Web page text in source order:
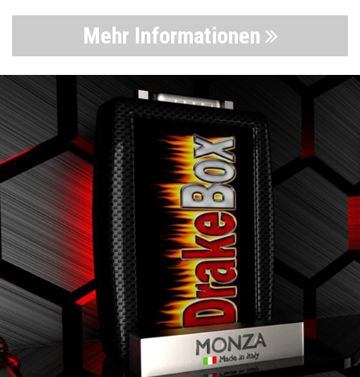
Mehr Informationen